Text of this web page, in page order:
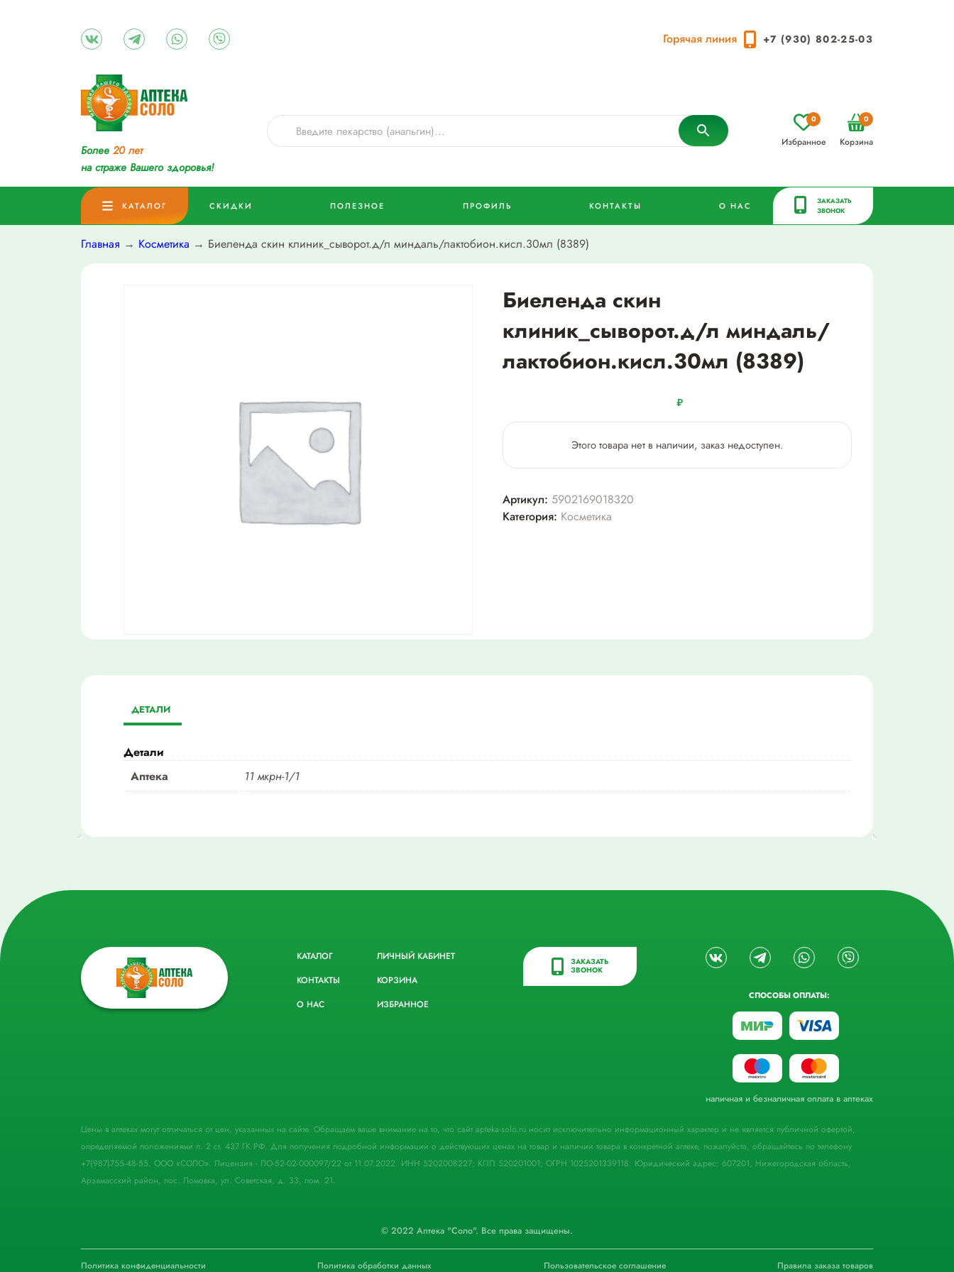
Горячая линия +7 (930) 802-25-03
Более 20 лет
на страже Вашего здоровья!
Избранное
0
Корзина
0
КАТАЛОГ СКИДКИ ПОЛЕЗНОЕ ПРОФИЛЬ КОНТАКТЫ О НАС
ЗАКАЗАТЬ
ЗВОНОК
Главная → Косметика → Биеленда скин клиник_сыворот.д/л миндаль/лактобион.кисл.30мл (8389)
Биеленда скин
клиник_сыворот.д/л миндаль/
лактобион.кисл.30мл (8389)
₽
Этого товара нет в наличии, заказ недоступен.
Артикул: 5902169018320
Категория: Косметика
ДЕТАЛИ
Детали
Аптека
11 мкрн-1/1
КАТАЛОГ
КОНТАКТЫ
О НАС
ЛИЧНЫЙ КАБИНЕТ
КОРЗИНА
ИЗБРАННОЕ
ЗАКАЗАТЬ
ЗВОНОК
СПОСОБЫ ОПЛАТЫ:
наличная и безналичная оплата в аптеках
Цены в аптеках могут отличаться от цен, указанных на сайте. Обращаем ваше внимание на то, что сайт apteka-solo.ru носит исключительно информационный характер и не является публичной офертой,
определяемой положениями п. 2 ст. 437 ГК РФ. Для получения подробной информации о действующих ценах на товар и наличии товара в конкретной аптеке, пожалуйста, обращайтесь по телефону
+7(987)755-48-55. ООО «СОЛО». Лицензия - ЛО-52-02-000097/22 от 11.07.2022. ИНН 5202008227; КПП 520201001; ОГРН 1025201339118. Юридический адрес: 607201, Нижегородская область,
Арзамасский район, пос. Ломовка, ул. Советская, д. 33, пом. 21.
© 2022 Аптека "Соло". Все права защищены.
Политика конфиденциальности Политика обработки данных Пользовательское соглашение Правила заказа товаров